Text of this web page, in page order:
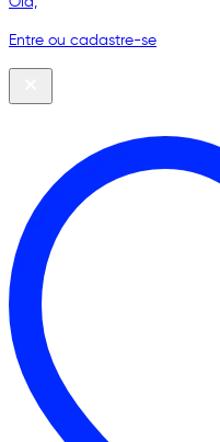
Entre ou cadastre-se